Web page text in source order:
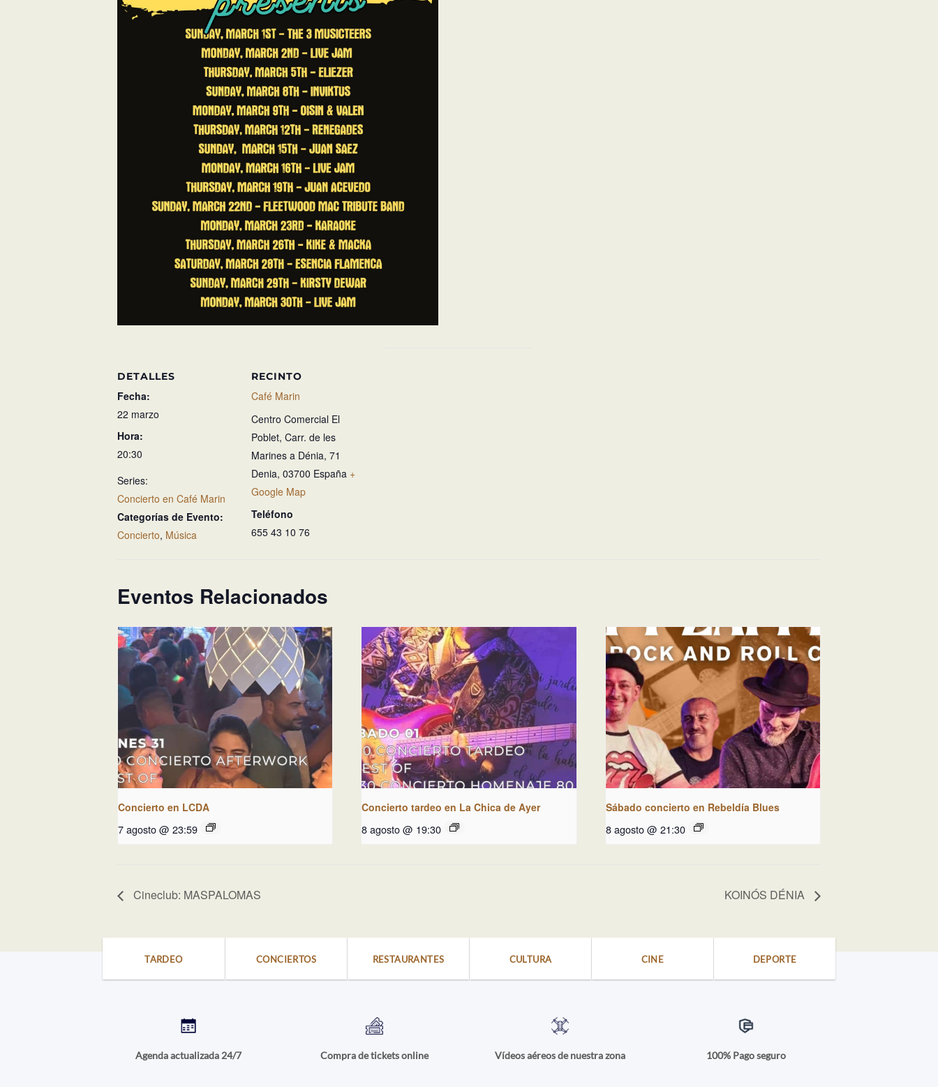
DETALLES
Fecha:
22 marzo
Hora:
20:30
Series:
Concierto en Café Marin
Categorías de Evento:
Concierto, Música
RECINTO
Café Marin
Centro Comercial El
Poblet, Carr. de les
Marines a Dénia, 71
Denia, 03700 España +
Google Map
Teléfono
655 43 10 76
Eventos Relacionados
Concierto en LCDA
7 agosto @ 23:59
Concierto tardeo en La Chica de Ayer
8 agosto @ 19:30
Sábado concierto en Rebeldía Blues
8 agosto @ 21:30
Cineclub: MASPALOMAS KOINÓS DÉNIA
TARDEO CONCIERTOS RESTAURANTES CULTURA CINE DEPORTE
Agenda actualizada 24/7 Compra de tickets online Vídeos aéreos de nuestra zona 100% Pago seguro